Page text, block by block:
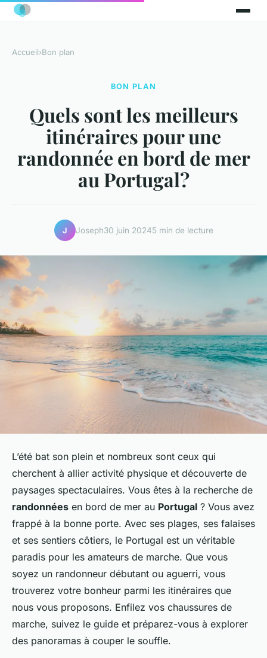
Accueil›Bon plan
BON PLAN
Quels sont les meilleurs
itinéraires pour une
randonnée en bord de mer
au Portugal?
J Joseph30 juin 20245 min de lecture
L’été bat son plein et nombreux sont ceux qui
cherchent à allier activité physique et découverte de
paysages spectaculaires. Vous êtes à la recherche de
randonnées en bord de mer au Portugal ? Vous avez
frappé à la bonne porte. Avec ses plages, ses falaises
et ses sentiers côtiers, le Portugal est un véritable
paradis pour les amateurs de marche. Que vous
soyez un randonneur débutant ou aguerri, vous
trouverez votre bonheur parmi les itinéraires que
nous vous proposons. Enfilez vos chaussures de
marche, suivez le guide et préparez-vous à explorer
des panoramas à couper le souffle.